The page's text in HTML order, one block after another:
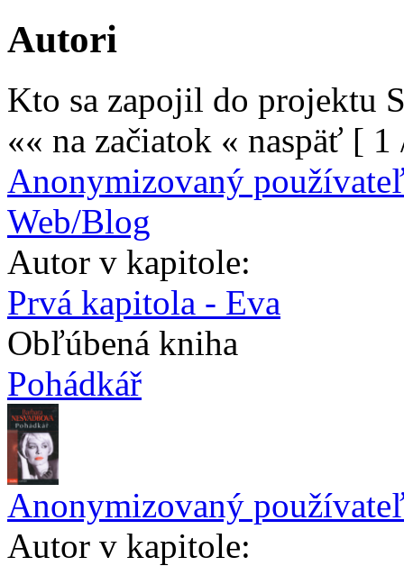
Autori
Kto sa zapojil do projektu
«« na začiatok « naspäť [ 1
Anonymizovaný
Web/Blog
Autor v kapitole:
Prvá kapitola - Eva
Obľúbená kniha
Pohádkář
Anonymizovaný
Autor v kapitole: